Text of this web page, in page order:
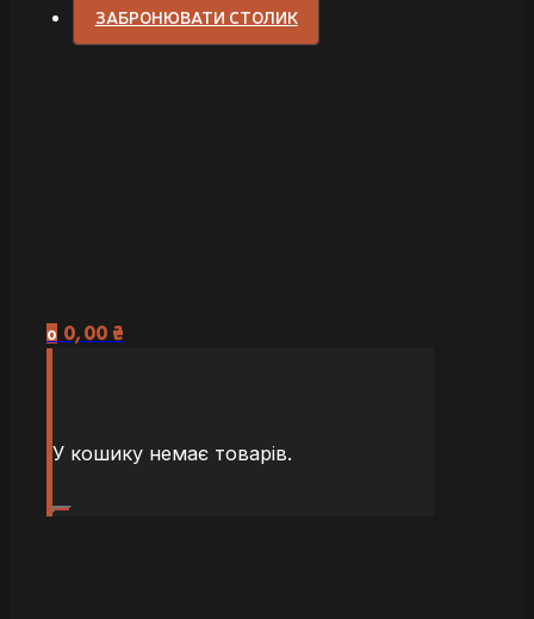
ЗАБРОНЮВАТИ СТОЛИК
0 0,00 ₴
У кошику немає товарів.